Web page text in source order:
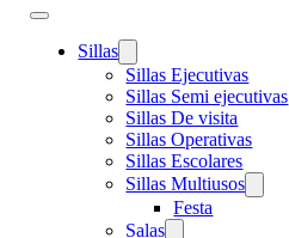
Sillas
Sillas Ejecutivas
Sillas Semi ejecutivas
Sillas De visita
Sillas Operativas
Sillas Escolares
Sillas Multiusos
Festa
Salas